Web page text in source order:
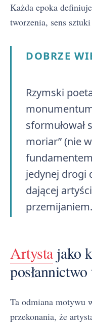
Każda epoka
tworzenia, sens
DOBRZE
Rzymski
sformułował
moriar” (nie
jedynej drogi
dającej
przemijaniem.
Artystajako
Ta odmiana motywu
przekonania, że